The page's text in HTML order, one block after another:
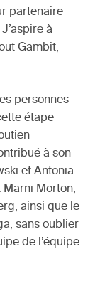
partenaire
à
Gambit,
personnes
étape
à son
et Antonia
Marni Morton,
ainsi que le
sans oublier
de l’équipe